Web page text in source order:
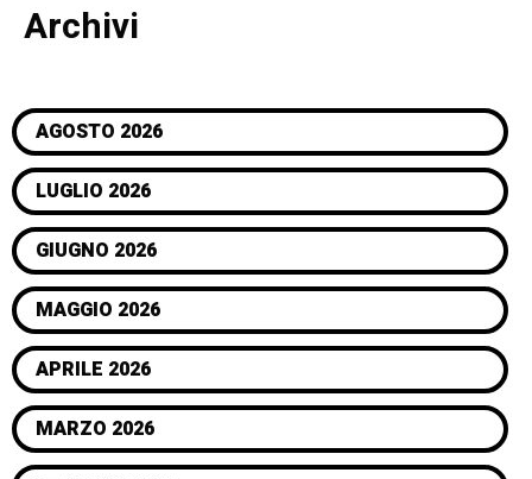
Archivi
AGOSTO 2026
LUGLIO 2026
GIUGNO 2026
MAGGIO 2026
APRILE 2026
MARZO 2026